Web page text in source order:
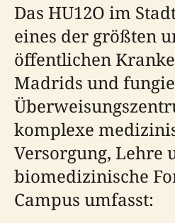
Das HU12O im
eines der größten
öffentlichen
Madrids und
komplexe
Versorgung, Lehre
biomedizinische
Campus umfasst: